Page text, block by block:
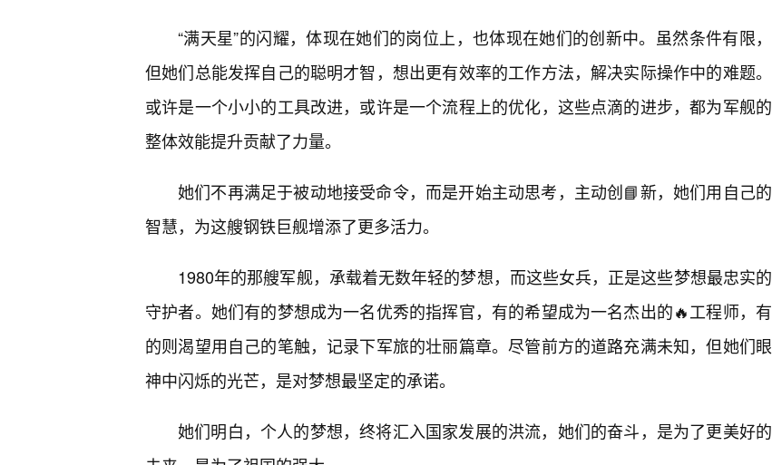
“满天星”的闪耀，体现在她们的岗位上，也体现在她们的创新中。虽然条件有限，
但她们总能发挥自己的聪明才智，想出更有效率的工作方法，解决实际操作中的难题。
或许是一个小小的工具改进，或许是一个流程上的优化，这些点滴的进步，都为军舰的
整体效能提升贡献了力量。
她们不再满足于被动地接受命令，而是开始主动思考，主动创📘新，她们用自己的
智慧，为这艘钢铁巨舰增添了更多活力。
1980年的那艘军舰，承载着无数年轻的梦想，而这些女兵，正是这些梦想最忠实的
守护者。她们有的梦想成为一名优秀的指挥官，有的希望成为一名杰出的🔥工程师，有
的则渴望用自己的笔触，记录下军旅的壮丽篇章。尽管前方的道路充满未知，但她们眼
神中闪烁的光芒，是对梦想最坚定的承诺。
她们明白，个人的梦想，终将汇入国家发展的洪流，她们的奋斗，是为了更美好的